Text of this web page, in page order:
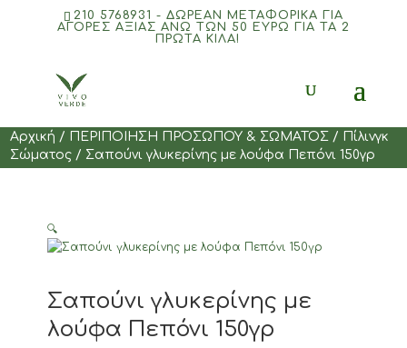
210 5768931 - ΔΩΡΕΑΝ ΜΕΤΑΦΟΡΙΚΆ ΓΙΑ
ΑΓΟΡΈΣ ΑΞΊΑΣ ΆΝΩ ΤΩΝ 50 ΕΥΡΏ ΓΙΑ ΤΑ 2
ΠΡΏΤΑ ΚΙΛΆ!
Αρχική / ΠΕΡΙΠΟΙΗΣΗ ΠΡΟΣΩΠΟΥ & ΣΩΜΑΤΟΣ / Πίλινγκ
Σώματος / Σαπούνι γλυκερίνης με λούφα Πεπόνι 150γρ
🔍
Σαπούνι γλυκερίνης με
λούφα Πεπόνι 150γρ